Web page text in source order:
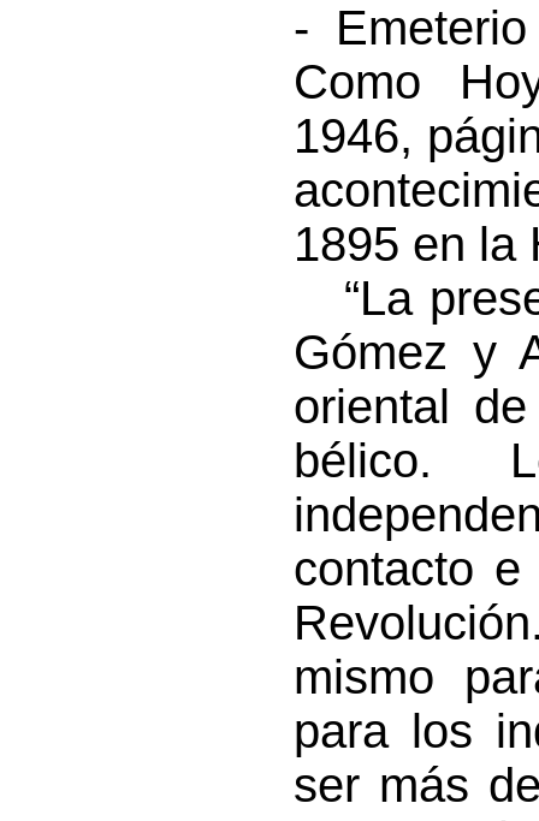
-
Como
1946,
1895 en la
“La
Gómez y
oriental
bélico.
contacto
mismo
para los
ser más